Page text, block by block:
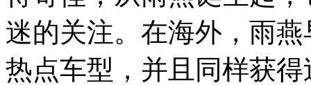
迷的关注。在海外，雨
热点车型，并且同样获